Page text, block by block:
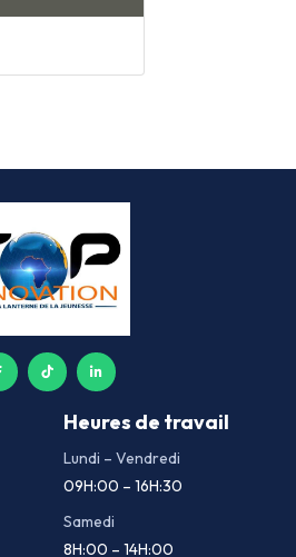
Heures de travail
Lundi – Vendredi
09H:00 – 16H:30
Samedi
8H:00 – 14H:00